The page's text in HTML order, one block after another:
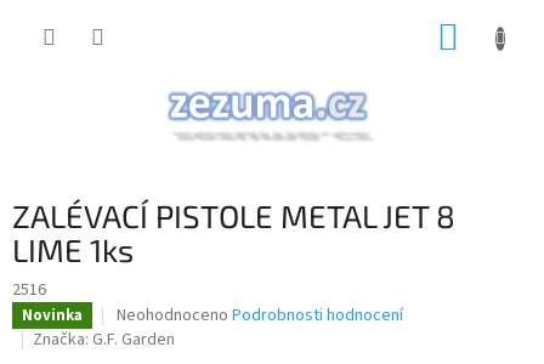
ZALÉVACÍ PISTOLE METAL JET 8
LIME 1ks
2516
Novinka
Průměrné
hodnocení
Neohodnoceno Podrobnosti hodnocení
Značka: G.F. Garden